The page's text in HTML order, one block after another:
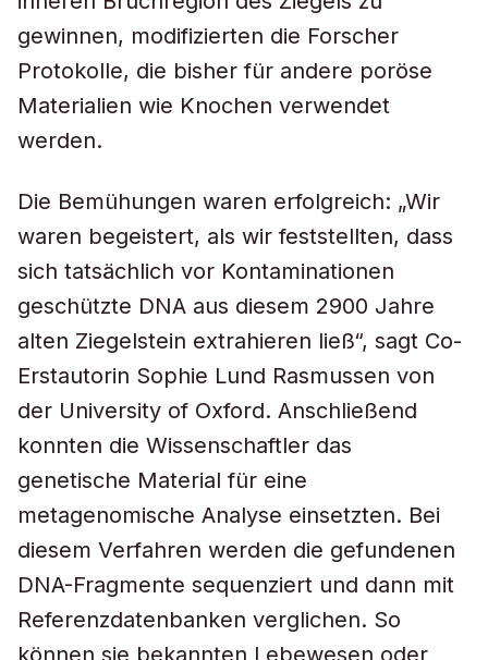
gewinnen, modifizierten die Forscher
Protokolle, die bisher für andere poröse
Materialien wie Knochen verwendet
werden.
Die Bemühungen waren erfolgreich: „Wir
waren begeistert, als wir feststellten, dass
sich tatsächlich vor Kontaminationen
geschützte DNA aus diesem 2900 Jahre
alten Ziegelstein extrahieren ließ“, sagt Co-
Erstautorin Sophie Lund Rasmussen von
der University of Oxford. Anschließend
konnten die Wissenschaftler das
genetische Material für eine
metagenomische Analyse einsetzten. Bei
diesem Verfahren werden die gefundenen
DNA-Fragmente sequenziert und dann mit
Referenzdatenbanken verglichen. So
können sie bekannten Lebewesen oder